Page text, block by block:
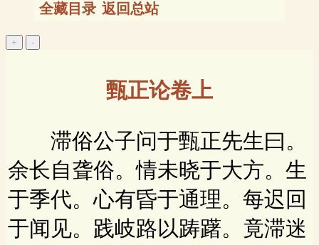
全藏目录 返回总站
甄正论卷上
滞俗公子问于甄正先生曰。
余长自聋俗。情未晓于大方。生
于季代。心有昏于通理。每迟回
于闻见。践岐路以踌躇。竟滞迷